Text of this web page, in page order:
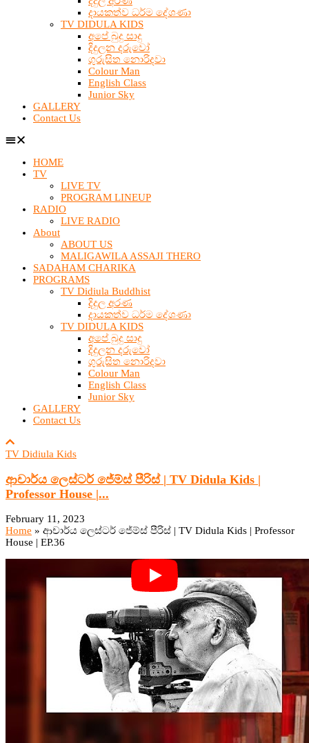
දායකත්ව ධර්ම දේශණා
TV DIDULA KIDS
අපේ බුදු සාදු
දිදුලන දරුවෝ
ගුරුසිත නොරිදවා
Colour Man
English Class
Junior Sky
GALLERY
Contact Us
HOME
TV
LIVE TV
PROGRAM LINEUP
RADIO
LIVE RADIO
About
ABOUT US
MALIGAWILA ASSAJI THERO
SADAHAM CHARIKA
PROGRAMS
TV Didiula Buddhist
දිදුල අරණ
දායකත්ව ධර්ම දේශණා
TV DIDULA KIDS
අපේ බුදු සාදු
දිදුලන දරුවෝ
ගුරුසිත නොරිදවා
Colour Man
English Class
Junior Sky
GALLERY
Contact Us
TV Didiula Kids
ආචාර්ය ලෙස්ටර් ජේම්ස් පීරිස් | TV Didula Kids |
Professor House |...
February 11, 2023
Home » ආචාර්ය ලෙස්ටර් ජේම්ස් පීරිස් | TV Didula Kids | Professor
House | EP.36